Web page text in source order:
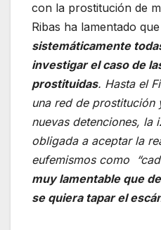
con la prostitución de
Ribas ha lamentado
sistemáticamente
investigar el caso de
prostituidas. Hasta el
una red de prostitución
nuevas detenciones, la
obligada a aceptar la
eufemismos como
muy lamentable que
se quiera tapar el